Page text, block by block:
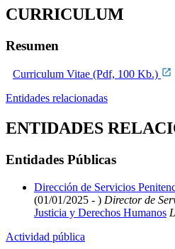
CURRICULUM
Resumen
Curriculum Vitae (Pdf, 100 Kb.)
Entidades relacionadas
ENTIDADES
Entidades Públicas
Dirección de Servicios
(01/01/2025 - ) Director de
Justicia y Derechos Humanos
Actividad pública